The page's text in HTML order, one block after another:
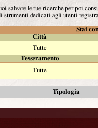
salvare le tue ricerche per poi
strumenti dedicati agli utenti
Stai
Città
Tutte
Tesseramento
Tutte
Tipologia